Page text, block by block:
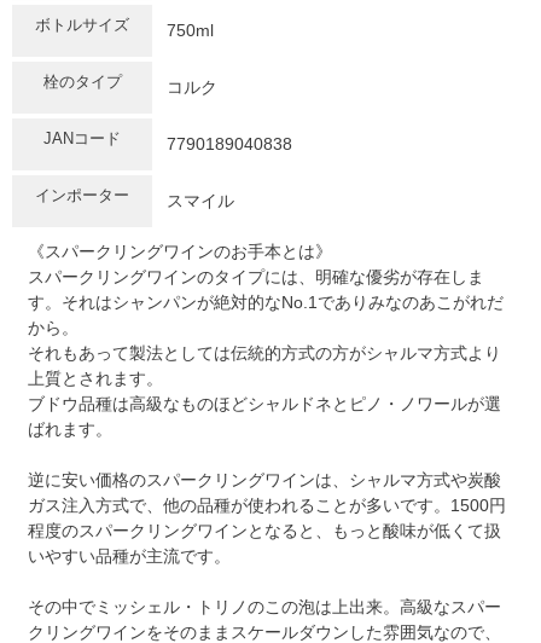
ボトルサイズ 750ml
栓のタイプ コルク
JANコード 7790189040838
インポーター スマイル
《スパークリングワインのお手本とは》
スパークリングワインのタイプには、明確な優劣が存在しま
す。それはシャンパンが絶対的なNo.1でありみなのあこがれだ
から。
それもあって製法としては伝統的方式の方がシャルマ方式より
上質とされます。
ブドウ品種は高級なものほどシャルドネとピノ・ノワールが選
ばれます。
逆に安い価格のスパークリングワインは、シャルマ方式や炭酸
ガス注入方式で、他の品種が使われることが多いです。1500円
程度のスパークリングワインとなると、もっと酸味が低くて扱
いやすい品種が主流です。
その中でミッシェル・トリノのこの泡は上出来。高級なスパー
クリングワインをそのままスケールダウンした雰囲気なので、